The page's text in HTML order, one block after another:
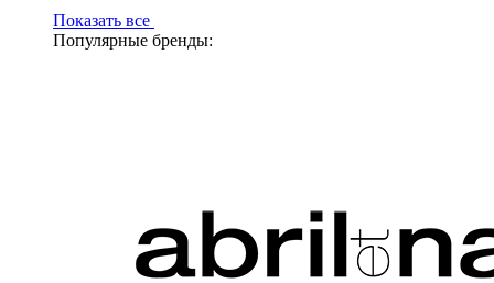
Показать все
Популярные бренды: